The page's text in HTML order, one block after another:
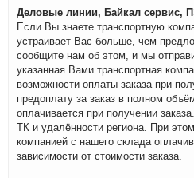
Деловые линии, Байкал сервис,
Если Вы знаете транспортную
устраивает Вас больше, чем
сообщите нам об этом, и мы
указанная Вами транспортная
возможности оплаты заказа при
предоплату за заказ в полном
оплачивается при получении
ТК и удалённости региона. При
компанией с нашего склада
зависимости от стоимости заказа.